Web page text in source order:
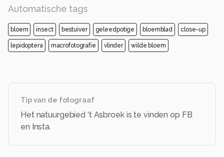
Automatische tags
bloem insect bestuiver geleedpotige bloemblad close-up
lepidoptera macrofotografie vlinder wilde bloem
Tip van de fotograaf
Het natuurgebied ‘t Asbroek is te vinden op FB
en Insta.